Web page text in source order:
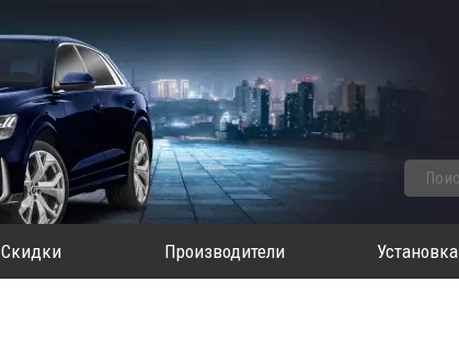
Скидки Производители Установка